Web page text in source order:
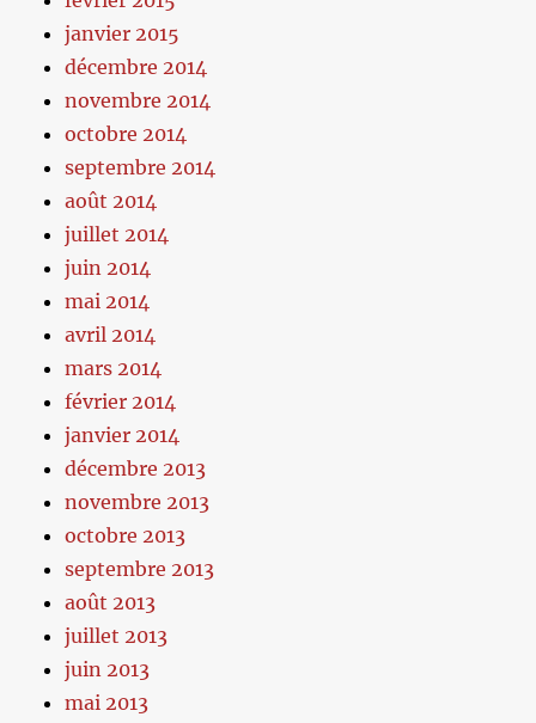
janvier 2015
décembre 2014
novembre 2014
octobre 2014
septembre 2014
août 2014
juillet 2014
juin 2014
mai 2014
avril 2014
mars 2014
février 2014
janvier 2014
décembre 2013
novembre 2013
octobre 2013
septembre 2013
août 2013
juillet 2013
juin 2013
mai 2013